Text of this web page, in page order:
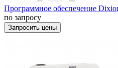
Программное обеспечение
по запросу
Запросить цены